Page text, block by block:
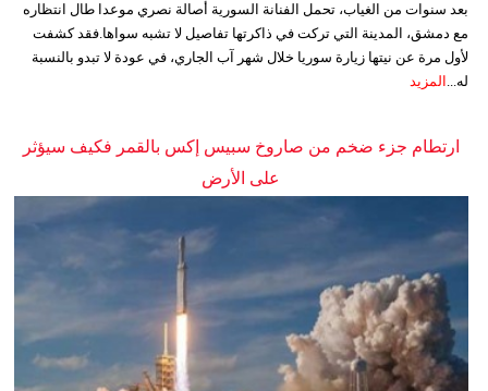
بعد سنوات من الغياب، تحمل الفنانة السورية أصالة نصري موعدا طال انتظاره
مع دمشق، المدينة التي تركت في ذاكرتها تفاصيل لا تشبه سواها.فقد كشفت
لأول مرة عن نيتها زيارة سوريا خلال شهر آب الجاري، في عودة لا تبدو بالنسبة
له... المزيد
ارتطام جزء ضخم من صاروخ سبيس إكس بالقمر فكيف سيؤثر
على الأرض